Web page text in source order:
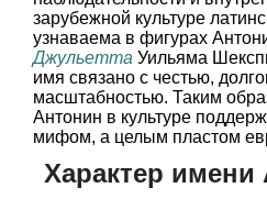
зарубежной культуре
узнаваема в фигурах
Джульетта Уильяма
имя связано с честью,
масштабностью. Таким
Антонин в культуре
мифом, а целым пластом
Характер имени